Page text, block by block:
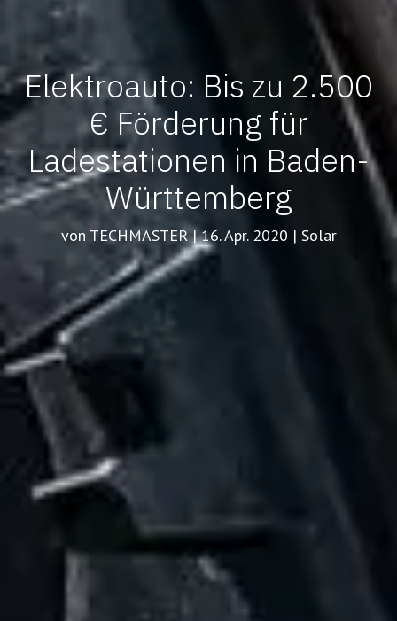
Elektroauto: Bis zu 2.500
€ Förderung für
Ladestationen in Baden-
Württemberg
von TECHMASTER | 16. Apr. 2020 | Solar